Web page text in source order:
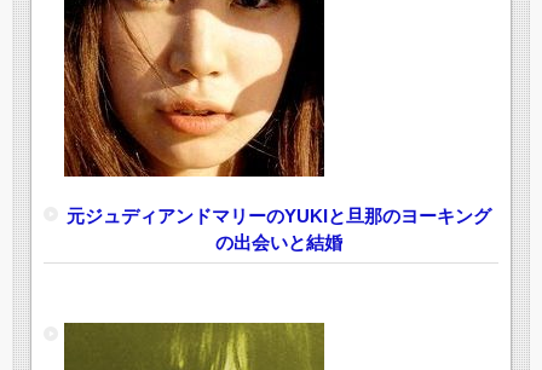
元ジュディアンドマリーのYUKIと旦那のヨーキング
の出会いと結婚